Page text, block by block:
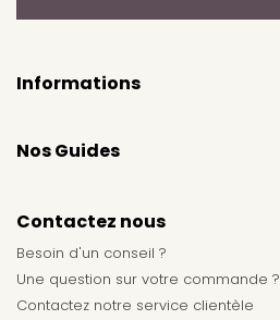
Informations
Nos Guides
Contactez nous
Besoin d'un conseil ?
Une question sur votre commande ?
Contactez notre service clientèle